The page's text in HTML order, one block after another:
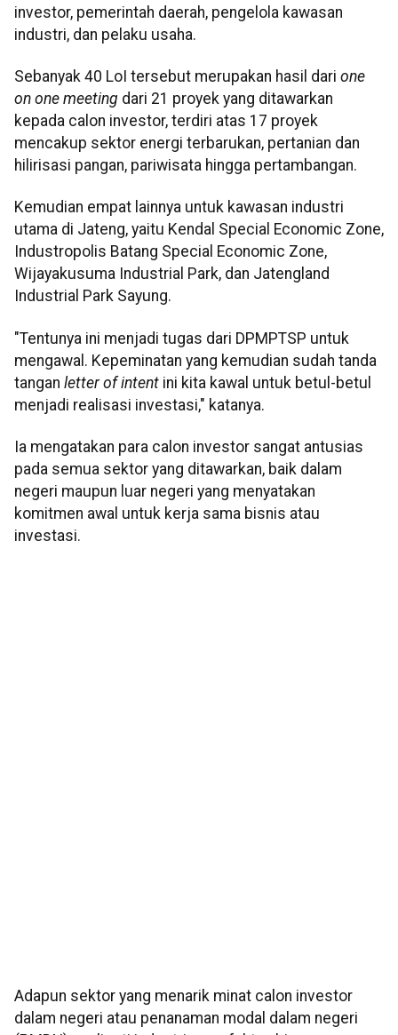
investor, pemerintah daerah, pengelola kawasan
industri, dan pelaku usaha.
Sebanyak 40 LoI tersebut merupakan hasil dari one
on one meeting dari 21 proyek yang ditawarkan
kepada calon investor, terdiri atas 17 proyek
mencakup sektor energi terbarukan, pertanian dan
hilirisasi pangan, pariwisata hingga pertambangan.
Kemudian empat lainnya untuk kawasan industri
utama di Jateng, yaitu Kendal Special Economic Zone,
Industropolis Batang Special Economic Zone,
Wijayakusuma Industrial Park, dan Jatengland
Industrial Park Sayung.
"Tentunya ini menjadi tugas dari DPMPTSP untuk
mengawal. Kepeminatan yang kemudian sudah tanda
tangan letter of intent ini kita kawal untuk betul-betul
menjadi realisasi investasi," katanya.
Ia mengatakan para calon investor sangat antusias
pada semua sektor yang ditawarkan, baik dalam
negeri maupun luar negeri yang menyatakan
komitmen awal untuk kerja sama bisnis atau
investasi.
Adapun sektor yang menarik minat calon investor
dalam negeri atau penanaman modal dalam negeri